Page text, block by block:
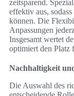
zeitsparend.
effektiv aus,
können. Die
Anpassungen
Insgesamt wertet
optimiert den Platz
Nachhaltigkeit
Die Auswahl des